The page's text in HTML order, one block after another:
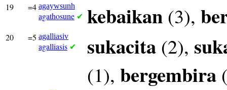
19 =4 agaywsunh
agathosune ✔ kebaikan (3),
20 =5 agalliasiv
agalliasis ✔ sukacita (2),
(1), bergembira